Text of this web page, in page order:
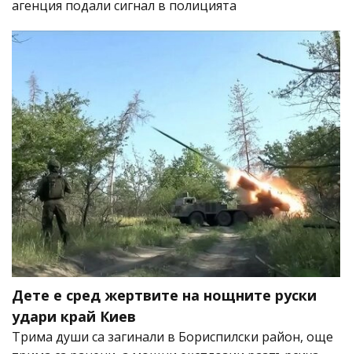
агенция подали сигнал в полицията
Дете е сред жертвите на нощните руски
удари край Киев
Трима души са загинали в Бориспилски район, още